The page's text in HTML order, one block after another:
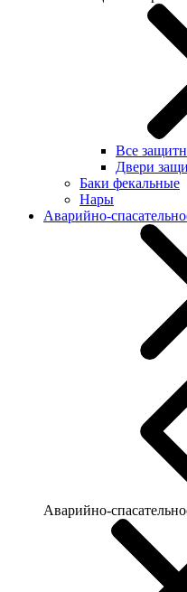
Все
Двери
Баки фекальные
Нары
Аварийно-
Аварийно-